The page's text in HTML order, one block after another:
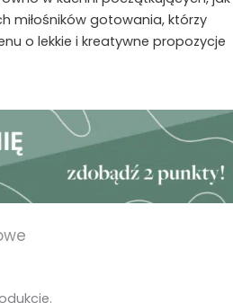
miłośników gotowania, którzy
o lekkie i kreatywne propozycje